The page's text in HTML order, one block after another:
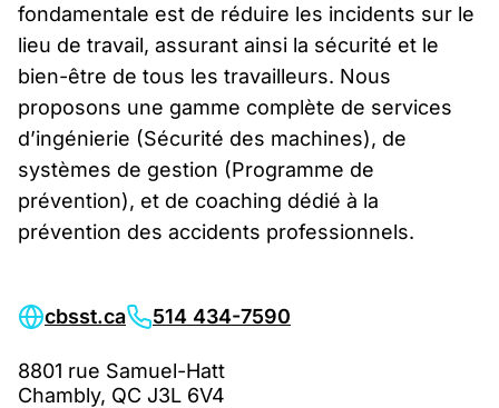
fondamentale est de réduire les incidents sur le
lieu de travail, assurant ainsi la sécurité et le
bien-être de tous les travailleurs. Nous
proposons une gamme complète de services
d’ingénierie (Sécurité des machines), de
systèmes de gestion (Programme de
prévention), et de coaching dédié à la
prévention des accidents professionnels.
cbsst.ca 514 434-7590
8801 rue Samuel-Hatt
Chambly, QC J3L 6V4